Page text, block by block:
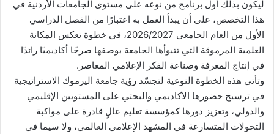
ليكون بذلك أول برنامج من نوعه على مستوى الجامعات الأردنية في
هذا التخصص، على أن يبدأ العمل به اعتبارًا من الفصل الدراسي
الأول من العام الجامعي 2026/2027، في خطوة تعكس المكانة
العلمية المرموقة التي تتبوأها الجامعة بوصفها صرحًا أكاديميًا رائدًا
في إنتاج المعرفة وصناعة الفكر الإعلامي المعاصر.
وتأتي هذه الخطوة النوعية لتجسّد رؤية جامعة اليرموك الاستراتيجية
في ترسيخ حضورها الأكاديمي والبحثي على المستويين الإقليمي
والدولي، وتعزيز دورها كمؤسسة تعليم عالٍ قادرة على مواكبة
التحولات المتسارعة في المشهد الإعلامي العالمي، ولا سيما في